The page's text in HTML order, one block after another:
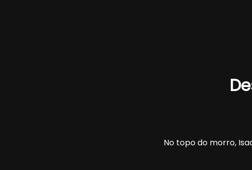
No topo do morro,